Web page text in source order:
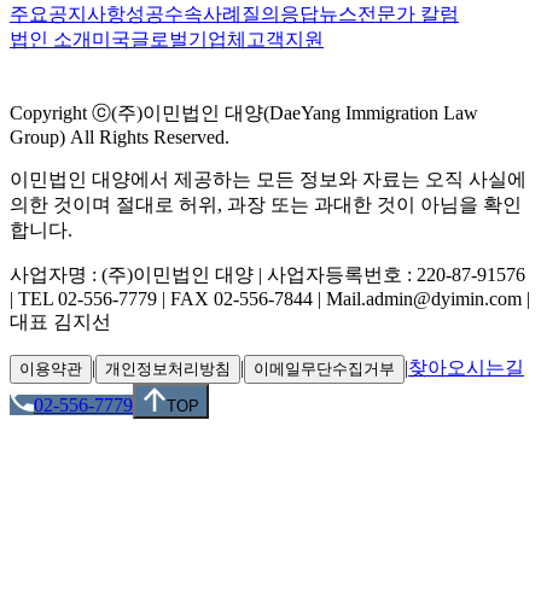
주요공지사항성공수속사례 질의응답뉴스전문가 칼럼
법인 소개 미국글로벌기업체 고객지원
Copyright ⓒ(주)이민법인 대양(DaeYang Immigration Law
Group) All Rights Reserved.
이민법인 대양에서 제공하는 모든 정보와 자료는 오직 사실에
의한 것이며 절대로 허위, 과장 또는 과대한 것이 아님을 확인
합니다.
사업자명 : (주)이민법인 대양 | 사업자등록번호 : 220-87-91576
| TEL 02-556-7779 | FAX 02-556-7844 | Mail.admin@dyimin.com |
대표 김지선
이용약관 | 개인정보처리방침 | 이메일무단수집거부 |찾아오시는길
02-556-7779
TOP